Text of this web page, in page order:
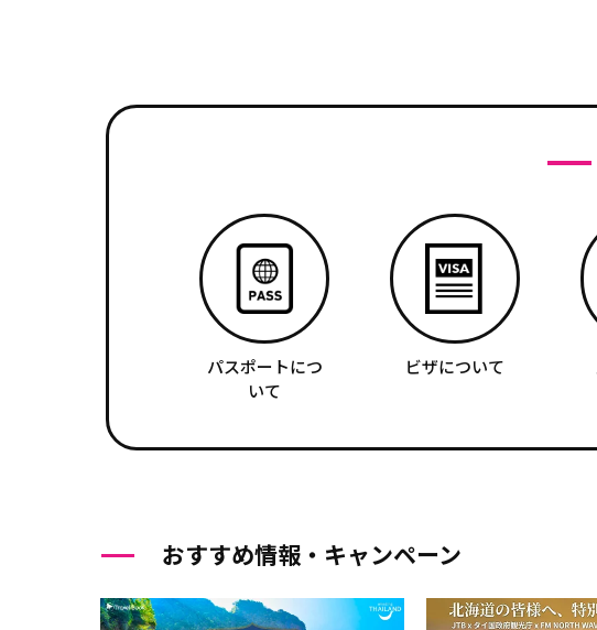
パスポートにつ
いて
ビザについて
おすすめ情報・キャンペーン